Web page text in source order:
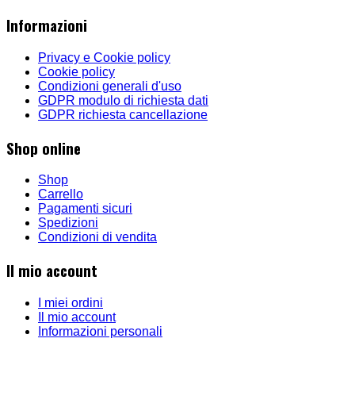
Informazioni
Privacy e Cookie policy
Cookie policy
Condizioni generali d'uso
GDPR modulo di richiesta dati
GDPR richiesta cancellazione
Shop online
Shop
Carrello
Pagamenti sicuri
Spedizioni
Condizioni di vendita
Il mio account
I miei ordini
Il mio account
Informazioni personali